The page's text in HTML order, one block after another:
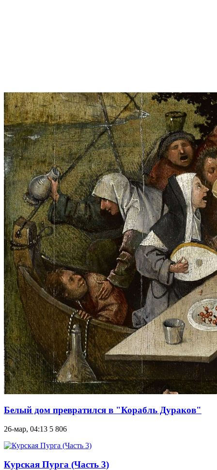
Белый дом превратился в "Корабль Дураков"
26-мар, 04:13 5 806
Курская Пурга (Часть 3)